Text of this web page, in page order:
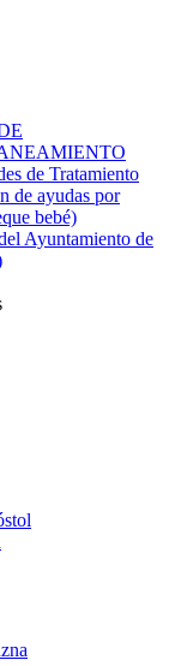
de Tratamiento
de ayudas por
bebé)
Ayuntamiento de